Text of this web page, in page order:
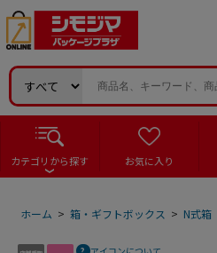
カテゴリから探す お気に入り
ホーム > 箱・ギフトボックス > N式箱